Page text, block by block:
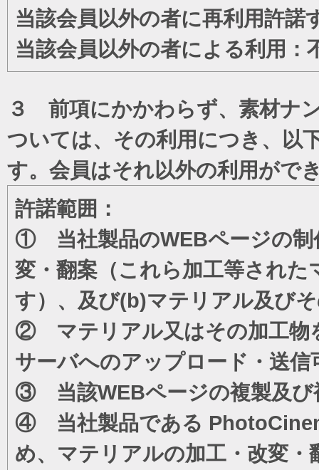
当該会員以外の者に再利用許諾
当該会員以外の者による利用：
３ 前項にかかわらず、素材ナ
ついては、その利用につき、以
す。会員はそれ以外の利用がで
許諾範囲：
① 当社製品のWEBページの制
変・翻案（これら加工等され
す）、及び(b)マテリアル及び
② マテリアル又はその加工物
サーバへのアップロード・送信
③ 当該WEBページの複製及び
④ 当社製品である
め、マテリアルの加工・改変